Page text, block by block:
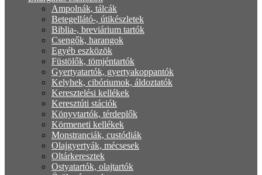
Ampolnák, tálcák
Betegellátó-, útikészletek
Biblia-, breviárium tartók
Csengők, harangok
Egyéb eszközök
Füstölők, tömjéntartók
Gyertyatartók, gyertyakoppantók
Kelyhek, cibóriumok, áldoztatók
Keresztelési kellékek
Keresztúti stációk
Könyvtartók, térdeplők
Körmeneti kellékek
Monstranciák, custódiák
Olajgyertyák, mécsesek
Oltárkeresztek
Ostyatartók, olajtartók